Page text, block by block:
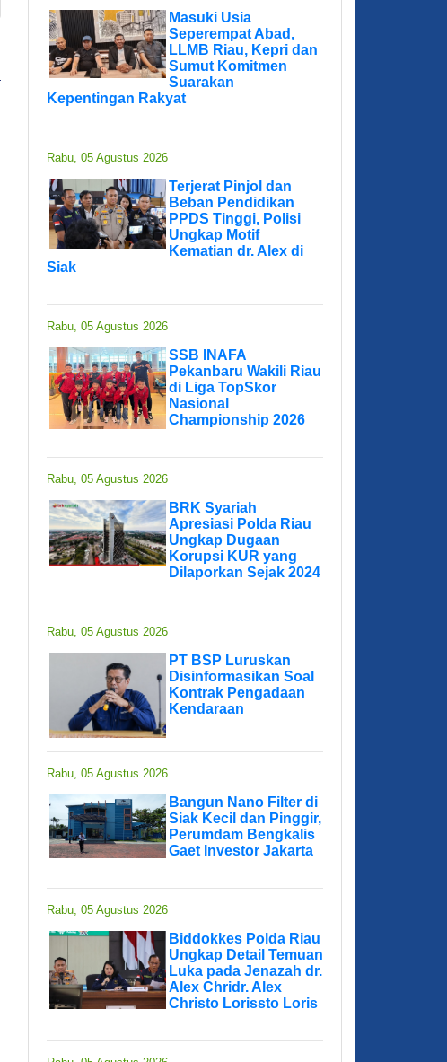
Masuki Usia
Seperempat Abad,
LLMB Riau, Kepri dan
Sumut Komitmen
Suarakan
Kepentingan Rakyat
Rabu, 05 Agustus 2026
Terjerat Pinjol dan
Beban Pendidikan
PPDS Tinggi, Polisi
Ungkap Motif
Kematian dr. Alex di
Siak
Rabu, 05 Agustus 2026
SSB INAFA
Pekanbaru Wakili Riau
di Liga TopSkor
Nasional
Championship 2026
Rabu, 05 Agustus 2026
BRK Syariah
Apresiasi Polda Riau
Ungkap Dugaan
Korupsi KUR yang
Dilaporkan Sejak 2024
Rabu, 05 Agustus 2026
PT BSP Luruskan
Disinformasikan Soal
Kontrak Pengadaan
Kendaraan
Rabu, 05 Agustus 2026
Bangun Nano Filter di
Siak Kecil dan Pinggir,
Perumdam Bengkalis
Gaet Investor Jakarta
Rabu, 05 Agustus 2026
Biddokkes Polda Riau
Ungkap Detail Temuan
Luka pada Jenazah dr.
Alex Chridr. Alex
Christo Lorissto Loris